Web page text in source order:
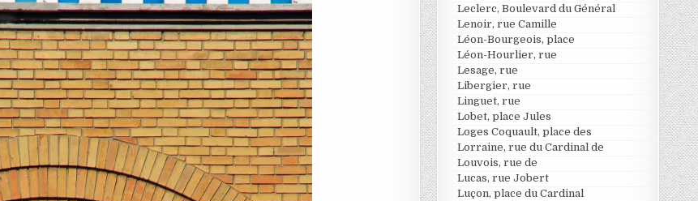
Leclerc, Boulevard du Général
Lenoir, rue Camille
Léon-Bourgeois, place
Léon-Hourlier, rue
Lesage, rue
Libergier, rue
Linguet, rue
Lobet, place Jules
Loges Coquault, place des
Lorraine, rue du Cardinal de
Louvois, rue de
Lucas, rue Jobert
Luçon, place du Cardinal